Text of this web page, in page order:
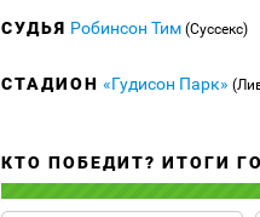
СУДЬЯ Робинсон Тим (Суссекс)
СТАДИОН «Гудисон Парк»
КТО ПОБЕДИТ? ИТОГИ